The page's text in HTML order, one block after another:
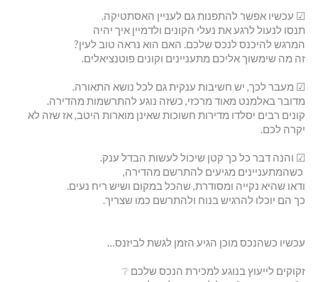
☑ עכשיו אפשר להתפנות גם לעניין האסתטיקה.
תנסו לנעול לרגע את נעלי הקונים ולדמיין איך יהיה
המרגש להיכנס לנכס שלכם. האם הוא נראה טוב לעין?
זה מה שימשוך אליכם מתעניינים וקונים פוטנציאלים.
☑ מעבר לכך, יש חשיבות ענקית גם לכל נושא התאורה.
מדובר באלמנט מאוד מרכזי, כשזה נוגע להתרשמות מהדירה.
קונים רבים יסלדו מדירות חשוכות שאינן מוארות היטב, אז שזה לא
יקרה לכם.
☑ והנה דבר כל כך קטן שיכול לעשות הבדל ענק.
כשהמתעניינים מגיעים להתרשם מהדירה,
ודאו שהיא נקייה ומסודרת, שהכל במקום ושיש ריח נעים.
כך הם יוכלו להרגיש בנוח ולהתרשם כמו שצריך.
עכשיו כשהנכס מוכן הגיע הזמן לגשת לביזנס…
זקוקים לייעוץ בנוגע למכירת הנכס שלכם ❔